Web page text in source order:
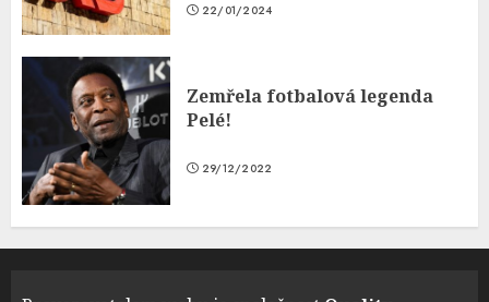
22/01/2024
Zemřela fotbalová legenda
Pelé!
29/12/2022